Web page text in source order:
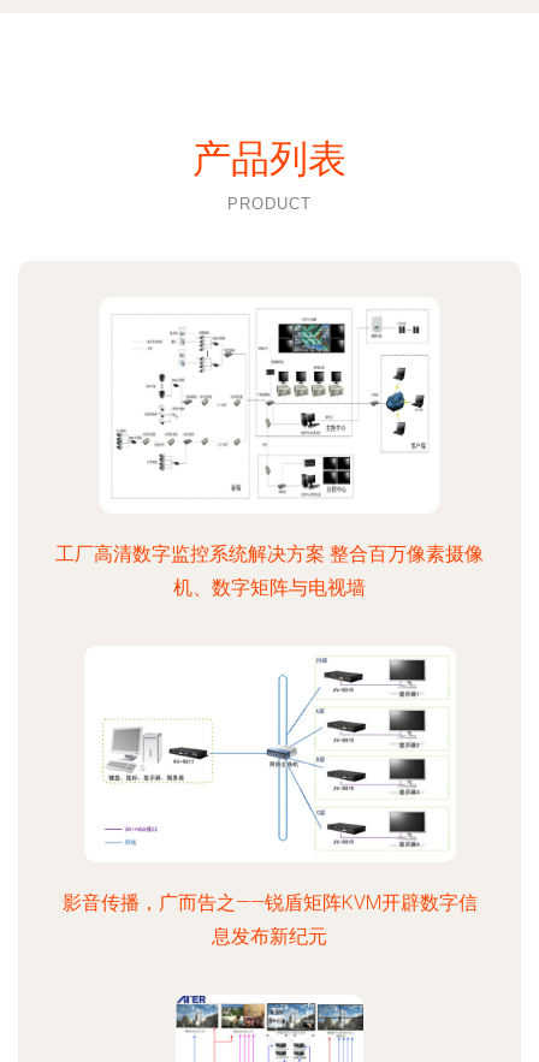
产品列表
PRODUCT
工厂高清数字监控系统解决方案 整合百万像素摄像
机、数字矩阵与电视墙
影音传播，广而告之——锐盾矩阵KVM开辟数字信
息发布新纪元